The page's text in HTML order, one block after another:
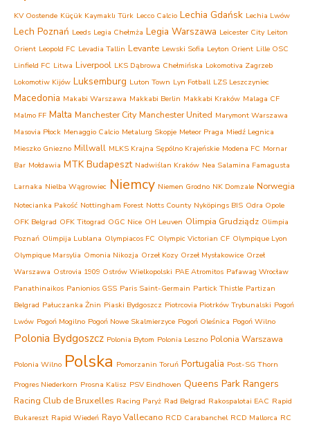
KV Oostende Küçük Kaymaklı Türk Lecco Calcio Lechia Gdańsk Lechia Lwów
Lech Poznań Leeds Legia Chełmża Legia Warszawa Leicester City Leiton
Orient Leopold FC Levadia Tallin Levante Lewski Sofia Leyton Orient Lille OSC
Linfield FC Litwa Liverpool LKS Dąbrowa Chełmińska Lokomotiva Zagrzeb
Lokomotiw Kijów Luksemburg Luton Town Lyn Fotball LZS Leszczyniec
Macedonia Makabi Warszawa Makkabi Berlin Makkabi Kraków Malaga CF
Malmo FF Malta Manchester City Manchester United Marymont Warszawa
Masovia Płock Menaggio Calcio Metalurg Skopje Meteor Praga Miedź Legnica
Mieszko Gniezno Millwall MLKS Krajna Sępólno Krajeńskie Modena FC Mornar
Bar Mołdawia MTK Budapeszt Nadwiślan Kraków Nea Salamina Famagusta
Larnaka Nielba Wągrowiec Niemcy Niemen Grodno NK Domzale Norwegia
Notecianka Pakość Nottingham Forest Notts County Nyköpings BIS Odra Opole
OFK Belgrad OFK Titograd OGC Nice OH Leuven Olimpia Grudziądz Olimpia
Poznań Olimpija Lublana Olympiacos FC Olympic Victorian CF Olympique Lyon
Olympique Marsylia Omonia Nikozja Orzeł Kozy Orzeł Mysłakowice Orzeł
Warszawa Ostrovia 1909 Ostrów Wielkopolski PAE Atromitos Pafawag Wrocław
Panathinaikos Panionios GSS Paris Saint-Germain Partick Thistle Partizan
Belgrad Pałuczanka Żnin Piaski Bydgoszcz Piotrcovia Piotrków Trybunalski Pogoń
Lwów Pogoń Mogilno Pogoń Nowe Skalmierzyce Pogoń Oleśnica Pogoń Wilno
Polonia Bydgoszcz Polonia Bytom Polonia Leszno Polonia Warszawa
Polonia Wilno Polska Pomorzanin Toruń Portugalia Post-SG Thorn
Progres Niederkorn Prosna Kalisz PSV Eindhoven Queens Park Rangers
Racing Club de Bruxelles Racing Paryż Rad Belgrad Rakospalotai EAC Rapid
Bukareszt Rapid Wiedeń Rayo Vallecano RCD Carabanchel RCD Mallorca RC